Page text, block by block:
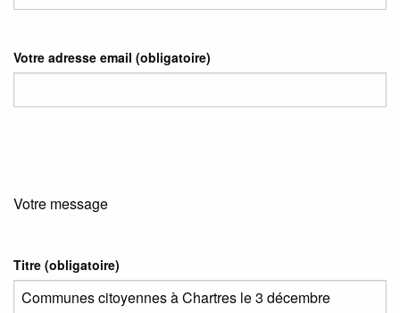
Votre adresse email (obligatoire)
Votre message
Titre (obligatoire)